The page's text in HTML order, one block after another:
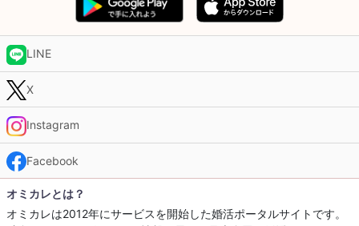
LINE
X
Instagram
Facebook
オミカレとは？
オミカレは2012年にサービスを開始した婚活ポータルサイトです。